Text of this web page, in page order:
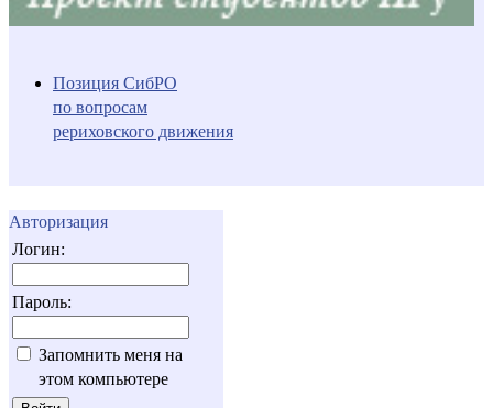
Позиция СибРО
по вопросам
рериховского движения
Авторизация
Логин:
Пароль:
Запомнить меня на
этом компьютере